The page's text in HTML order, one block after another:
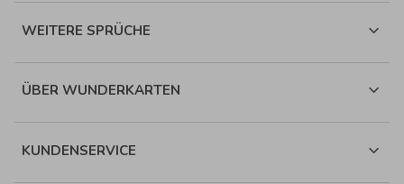
WEITERE SPRÜCHE
ÜBER WUNDERKARTEN
KUNDENSERVICE